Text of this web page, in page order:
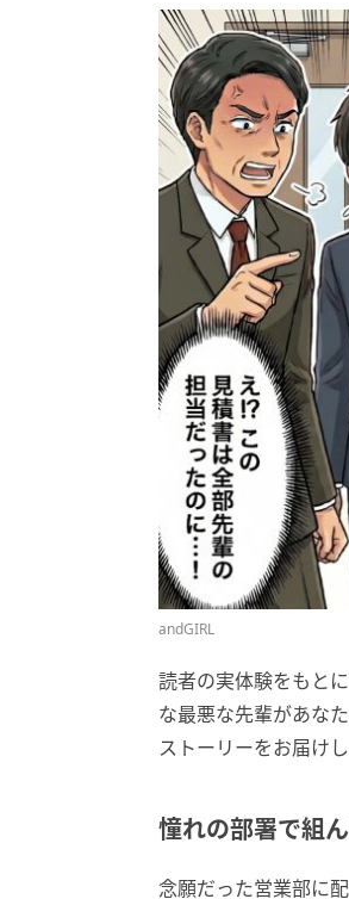
andGIRL
読者の実体験をもと
な最悪な先輩があな
ストーリーをお届けし
憧れの部署で組
念願だった営業部に